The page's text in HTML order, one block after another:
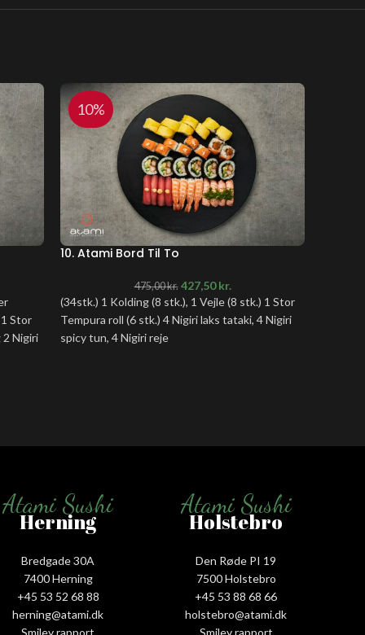
Stor
2 Nigiri
10%
10. Atami Bord Til To
475,00kr. 427,50kr.
(34stk.) 1 Kolding (8 stk.), 1 Vejle (8 stk.) 1 Stor
Tempura roll (6 stk.) 4 Nigiri laks tataki, 4 Nigiri
spicy tun, 4 Nigiri reje
Atami Sushi
Herning
Bredgade 30A
7400 Herning
+45 53 52 68 88
herning@atami.dk
Smiley rapport
Atami Sushi
Holstebro
Den Røde PI 19
7500 Holstebro
+45 53 88 68 66
holstebro@atami.dk
Smiley rapport